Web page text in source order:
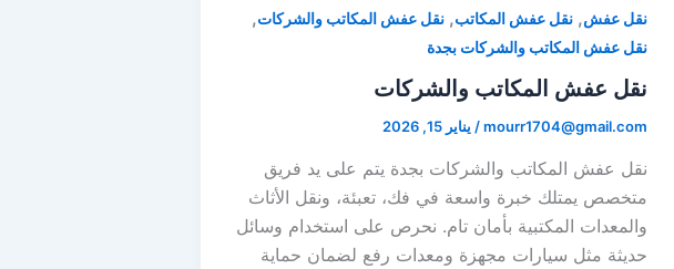
نقل عفش, نقل عفش المكاتب, نقل عفش المكاتب والشركات,
نقل عفش المكاتب والشركات بجدة
نقل عفش المكاتب والشركات
mourr1704@gmail.com
/ يناير 15, 2026
نقل عفش المكاتب والشركات بجدة يتم على يد فريق
متخصص يمتلك خبرة واسعة في فك، تعبئة، ونقل الأثاث
والمعدات المكتبية بأمان تام. نحرص على استخدام وسائل
حديثة مثل سيارات مجهزة ومعدات رفع لضمان حماية